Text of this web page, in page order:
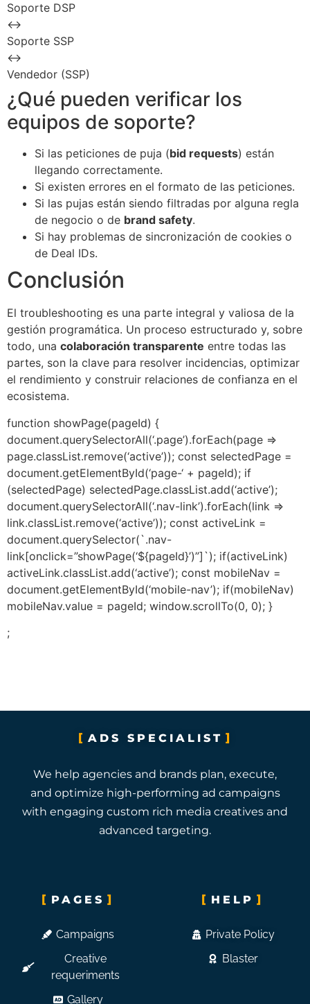
Soporte DSP
↔
Soporte SSP
↔
Vendedor (SSP)
¿Qué pueden verificar los
equipos de soporte?
Si las peticiones de puja (bid requests) están
llegando correctamente.
Si existen errores en el formato de las peticiones.
Si las pujas están siendo filtradas por alguna regla
de negocio o de brand safety.
Si hay problemas de sincronización de cookies o
de Deal IDs.
Conclusión
El troubleshooting es una parte integral y valiosa de la
gestión programática. Un proceso estructurado y, sobre
todo, una colaboración transparente entre todas las
partes, son la clave para resolver incidencias, optimizar
el rendimiento y construir relaciones de confianza en el
ecosistema.
function showPage(pageId) {
document.querySelectorAll(‘.page’).forEach(page =>
page.classList.remove(‘active’)); const selectedPage =
document.getElementById(‘page-‘ + pageId); if
(selectedPage) selectedPage.classList.add(‘active’);
document.querySelectorAll(‘.nav-link’).forEach(link =>
link.classList.remove(‘active’)); const activeLink =
document.querySelector(`.nav-
link[onclick=”showPage(‘${pageId}’)”]`); if(activeLink)
activeLink.classList.add(‘active’); const mobileNav =
document.getElementById(‘mobile-nav’); if(mobileNav)
mobileNav.value = pageId; window.scrollTo(0, 0); }
;
ADS SPECIALIST
We help agencies and brands plan, execute,
and optimize high-performing ad campaigns
with engaging custom rich media creatives and
advanced targeting.
PAGES
Campaigns
Creative
requeriments
Gallery
HELP
Private Policy
Blaster